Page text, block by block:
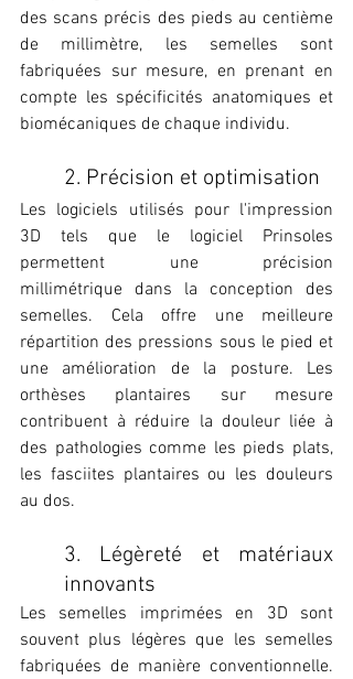
des scans précis des pieds au centième
de millimètre, les semelles sont
fabriquées sur mesure, en prenant en
compte les spécificités anatomiques et
biomécaniques de chaque individu.
2. Précision et optimisation
Les logiciels utilisés pour l'impression
3D tels que le logiciel Prinsoles
permettent une précision
millimétrique dans la conception des
semelles. Cela offre une meilleure
répartition des pressions sous le pied et
une amélioration de la posture. Les
orthèses plantaires sur mesure
contribuent à réduire la douleur liée à
des pathologies comme les pieds plats,
les fasciites plantaires ou les douleurs
au dos.
3. Légèreté et matériaux
innovants
Les semelles imprimées en 3D sont
souvent plus légères que les semelles
fabriquées de manière conventionnelle.